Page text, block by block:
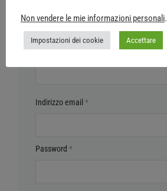
Registrati
Nome utente*
Indirizzo email *
Password *
Non vendere le mie informazioni personali.
Impostazioni dei cookie Accettare